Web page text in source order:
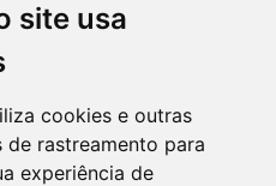
site usa
cookies e outras
de rastreamento para
experiência de